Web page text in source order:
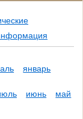
январь
июнь
май